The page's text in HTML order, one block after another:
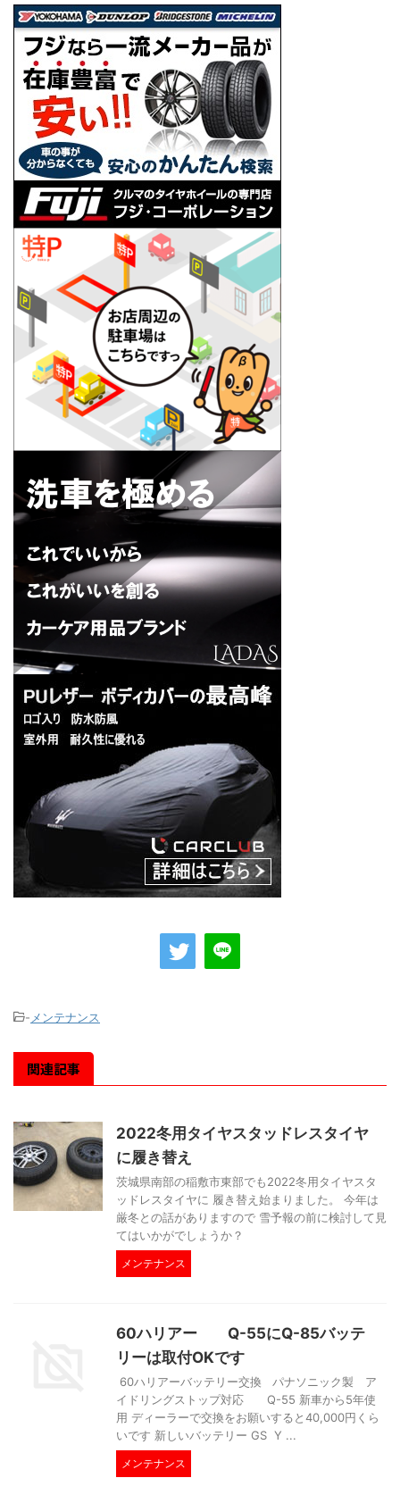
- メンテナンス
関連記事
2022冬用タイヤスタッドレスタイヤ
に履き替え
茨城県南部の稲敷市東部でも2022冬用タイヤスタ
ッドレスタイヤに 履き替え始まりました。 今年は
厳冬との話がありますので 雪予報の前に検討して見
てはいかがでしょうか？
メンテナンス
60ハリアー Q-55にQ-85バッテ
リーは取付OKです
60ハリアーバッテリー交換 パナソニック製 ア
イドリングストップ対応 Q-55 新車から5年使
用 ディーラーで交換をお願いすると40,000円くら
いです 新しいバッテリー GS Y ...
メンテナンス